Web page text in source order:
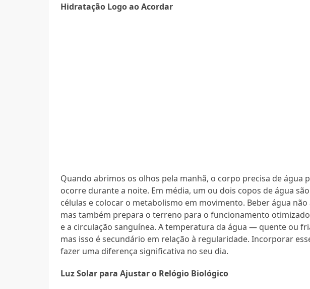
Hidratação Logo ao Acordar
Quando abrimos os olhos pela manhã, o corpo precisa de água
ocorre durante a noite. Em média, um ou dois copos de água
células e colocar o metabolismo em movimento. Beber água
mas também prepara o terreno para o funcionamento
e a circulação sanguínea. A temperatura da água — quente ou
mas isso é secundário em relação à regularidade. Incorporar
fazer uma diferença significativa no seu dia.
Luz Solar para Ajustar o Relógio Biológico